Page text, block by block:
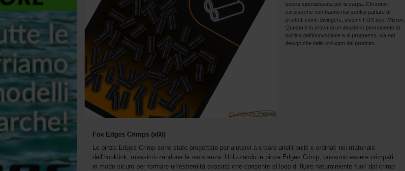
pesca specializzata per la carpa. Chi sono i
carpisti che non hanno mai sentito parlare di
prodotti come Swingers, sistemi FOX box, Micron.
Questa è la prova di un desiderio permanente di
politica dell'innovazione e di progresso, sia nel
design che nello sviluppo del prodotto.
Fox Edges Crimps (x60)
Le pinze Edges Crimp sono state progettate per aiutarvi a creare anelli puliti e ordinati nel materiale
dell'hooklink, massimizzandone la resistenza. Utilizzando le pinze Edges Crimp, possono essere crimpati
in modo sicuro per formare un'estremità svasata che consente al loop di fluire naturalmente fuori dal crimp